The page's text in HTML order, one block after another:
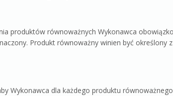
produktów równoważnych Wykonawca
Produkt równoważny winien być
Wykonawca dla każdego produktu